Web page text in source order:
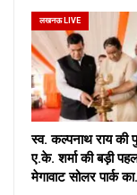
लखनऊ LIVE
स्व. कल्पनाथ राय की
ए.के. शर्मा की बड़ी
मेगावाट सोलर पार्क